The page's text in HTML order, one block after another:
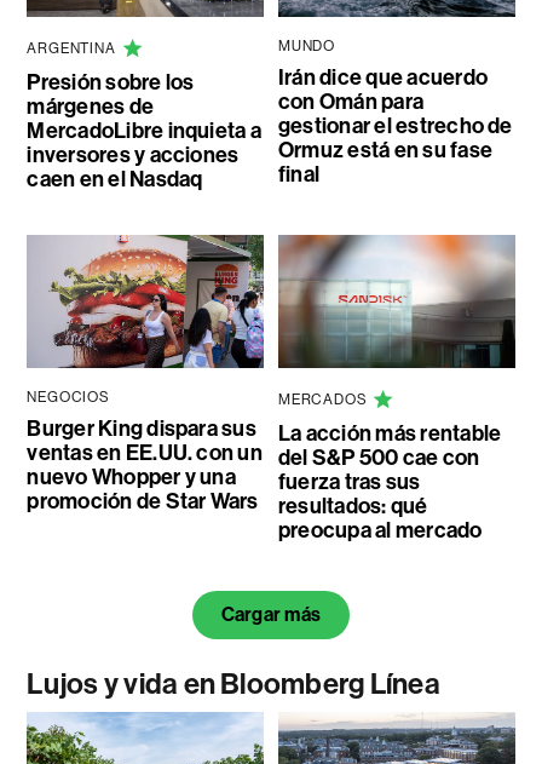
ARGENTINA
Presión sobre los
márgenes de
MercadoLibre inquieta a
inversores y acciones
caen en el Nasdaq
MUNDO
Irán dice que acuerdo
con Omán para
gestionar el estrecho de
Ormuz está en su fase
final
NEGOCIOS
Burger King dispara sus
ventas en EE.UU. con un
nuevo Whopper y una
promoción de Star Wars
MERCADOS
La acción más rentable
del S&P 500 cae con
fuerza tras sus
resultados: qué
preocupa al mercado
Cargar más
Lujos y vida en Bloomberg Línea